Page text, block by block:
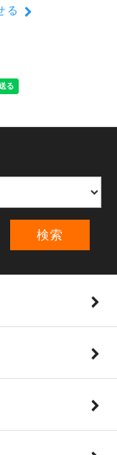
る
検索